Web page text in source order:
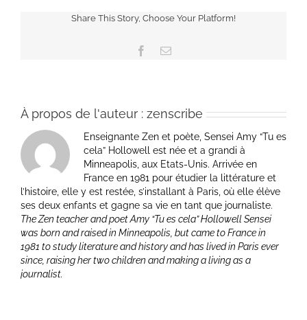
Share This Story, Choose Your Platform!
Facebook
Email
À propos de l'auteur : zenscribe
Enseignante Zen et poète, Sensei Amy “Tu es
cela” Hollowell est née et a grandi à
Minneapolis, aux Etats-Unis. Arrivée en
France en 1981 pour étudier la littérature et
l’histoire, elle y est restée, s’installant à Paris, où elle élève
ses deux enfants et gagne sa vie en tant que journaliste.
The Zen teacher and poet Amy “Tu es cela” Hollowell Sensei
was born and raised in Minneapolis, but came to France in
1981 to study literature and history and has lived in Paris ever
since, raising her two children and making a living as a
journalist.